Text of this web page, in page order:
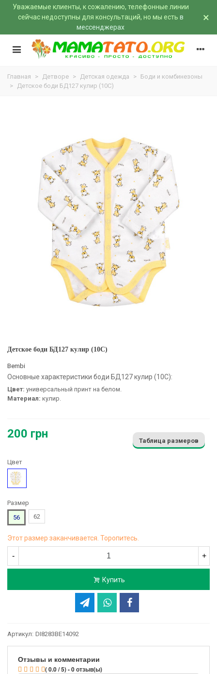
Уважаемые клиенты, к сожалению, телефонные линии
сейчас недоступны для консультаций, но мы есть в
мессенджерах
×
Главная > Детворе > Детская одежда > Боди и комбинезоны
> Детское боди БД127 кулир (10C)
Детское боди БД127 кулир (10C)
Bembi
Основные характеристики боди БД127 кулир (10C):
Цвет: универсальный принт на белом.
Материал: кулир.
200 грн
Таблица размеров
Цвет
Рисунок
Размер
56
62
Этот размер заканчивается. Торопитесь.
- +
Купить
Артикул: DI8283BE14092
Отзывы и комментарии
( 0.0 / 5) - 0 отзыв(ы)